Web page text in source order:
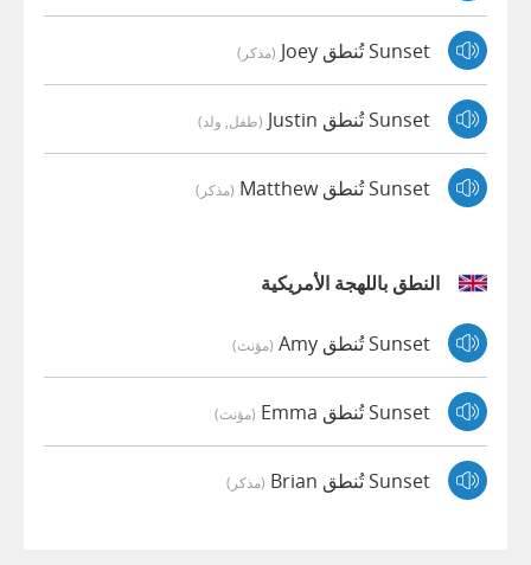
Sunset تُنطق Joey (مذكر)
Sunset تُنطق Justin (طفل, ولد)
Sunset تُنطق Matthew (مذكر)
النطق باللهجة الأمريكية
Sunset تُنطق Amy (مؤنث)
Sunset تُنطق Emma (مؤنث)
Sunset تُنطق Brian (مذكر)